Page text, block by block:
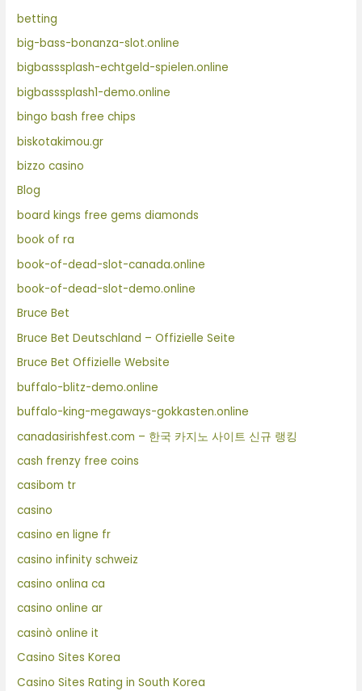
betting
big-bass-bonanza-slot.online
bigbasssplash-echtgeld-spielen.online
bigbasssplash1-demo.online
bingo bash free chips
biskotakimou.gr
bizzo casino
Blog
board kings free gems diamonds
book of ra
book-of-dead-slot-canada.online
book-of-dead-slot-demo.online
Bruce Bet
Bruce Bet Deutschland – Offizielle Seite
Bruce Bet Offizielle Website
buffalo-blitz-demo.online
buffalo-king-megaways-gokkasten.online
canadasirishfest.com – 한국 카지노 사이트 신규 랭킹
cash frenzy free coins
casibom tr
casino
casino en ligne fr
casino infinity schweiz
casino onlina ca
casino online ar
casinò online it
Casino Sites Korea
Casino Sites Rating in South Korea